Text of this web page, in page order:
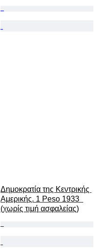
Δημοκρατία της Κεντρικής
Αμερικής. 1 Peso 1933
(χωρίς τιμή ασφαλείας)